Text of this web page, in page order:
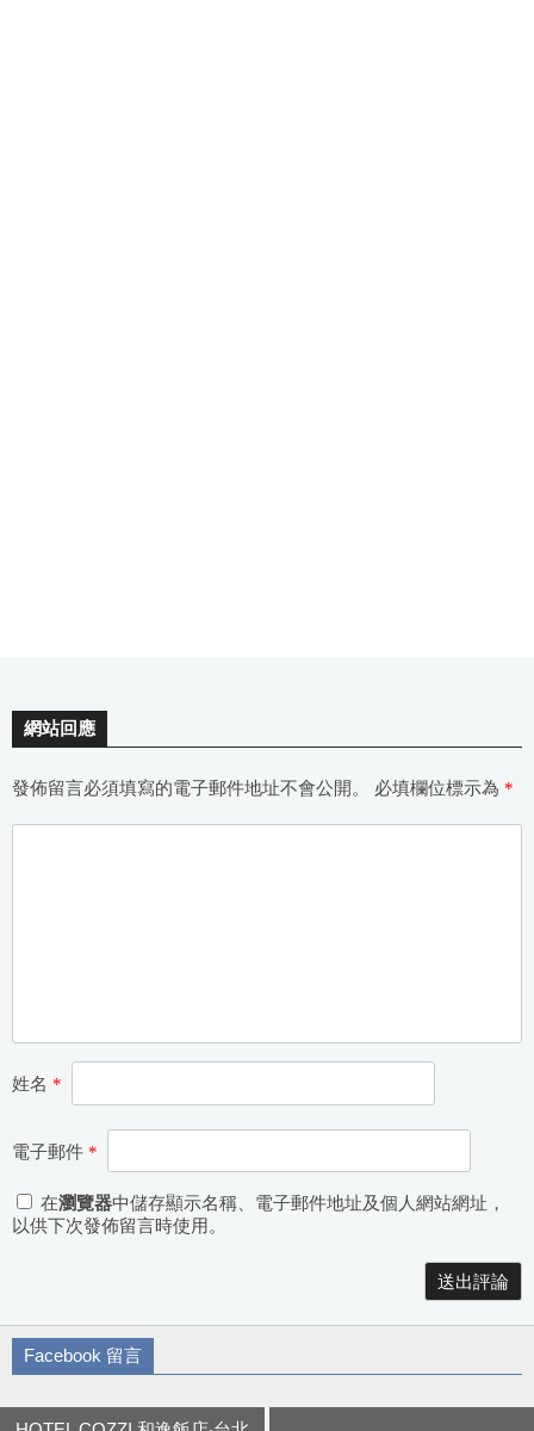
網站回應
發佈留言必須填寫的電子郵件地址不會公開。 必填欄位標示為 *
姓名 *
電子郵件 *
在瀏覽器中儲存顯示名稱、電子郵件地址及個人網站網址，
以供下次發佈留言時使用。
Facebook 留言